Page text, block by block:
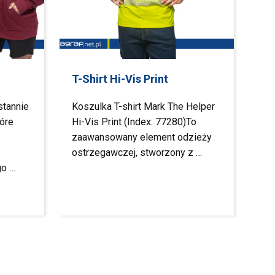
…
T-Shirt Hi-Vis Print
Koszulka T-shirt Mark The Helper
Hi-Vis Print (Index: 77280)To
zaawansowany element odzieży
ostrzegawczej, stworzony z …